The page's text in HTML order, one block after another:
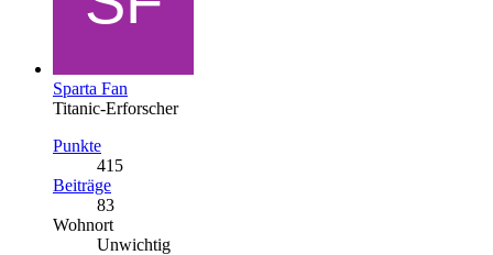
Sparta Fan
Titanic-Erforscher
Punkte
415
Beiträge
83
Wohnort
Unwichtig